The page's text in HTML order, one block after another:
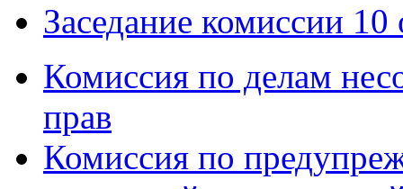
Заседание комиссии 10
Комиссия по делам
прав
Комиссия по